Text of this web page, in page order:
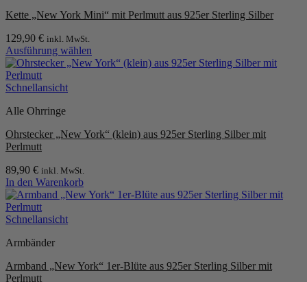
werden
Kette „New York Mini“ mit Perlmutt aus 925er Sterling Silber
129,90 € inkl. MwSt.
Ausführung wählen
Dieses
Produkt
weist
Varianten
Die
Optionen
auf
der
Produktseite
gewählt
werden
Schnellansicht
Alle Ohrringe
Ohrstecker „New York“ (klein) aus 925er Sterling Silber mit
Perlmutt
89,90 € inkl. MwSt.
In den Warenkorb
Schnellansicht
Armbänder
Armband „New York“ 1er-Blüte aus 925er Sterling Silber mit
Perlmutt